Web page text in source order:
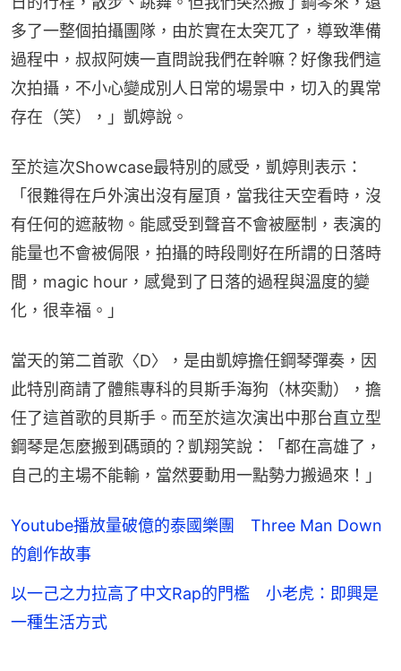
多了一整個拍攝團隊，由於實在太突兀了，導致準備
過程中，叔叔阿姨一直問說我們在幹嘛？好像我們這
次拍攝，不小心變成別人日常的場景中，切入的異常
存在（笑），」凱婷說。
至於這次Showcase最特別的感受，凱婷則表示：
「很難得在戶外演出沒有屋頂，當我往天空看時，沒
有任何的遮蔽物。能感受到聲音不會被壓制，表演的
能量也不會被侷限，拍攝的時段剛好在所謂的日落時
間，magic hour，感覺到了日落的過程與溫度的變
化，很幸福。」
當天的第二首歌〈D〉，是由凱婷擔任鋼琴彈奏，因
此特別商請了體熊專科的貝斯手海狗（林奕勳），擔
任了這首歌的貝斯手。而至於這次演出中那台直立型
鋼琴是怎麼搬到碼頭的？凱翔笑說：「都在高雄了，
自己的主場不能輸，當然要動用一點勢力搬過來！」
Youtube播放量破億的泰國樂團 Three Man Down
的創作故事
以一己之力拉高了中文Rap的門檻 小老虎：即興是
一種生活方式